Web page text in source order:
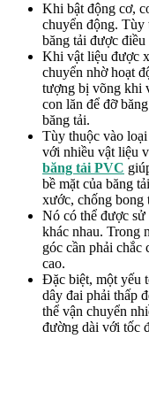
Khi bật động cơ,
chuyển động. Tùy
băng tải được
Khi vật liệu được
chuyển nhờ hoạt
tượng bị võng khi
con lăn để đỡ
băng tải.
Tùy thuộc vào
với nhiều vật liệu
băng tải PVC
bề mặt của băng
xước, chống bong
Nó có thể được
khác nhau. Trong
góc cần phải chắc
cao.
Đặc biệt, một yếu
dây đai phải thấp
thể vận chuyển
đường dài với tốc